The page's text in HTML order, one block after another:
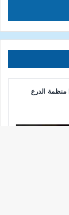
INTERNATIONAL CONGRESS SHIELD منظمة الدرع